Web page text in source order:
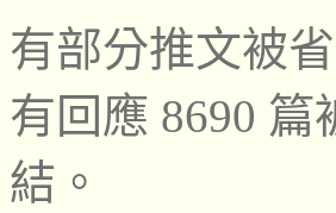
有部分推文被
有回應 8690
結。